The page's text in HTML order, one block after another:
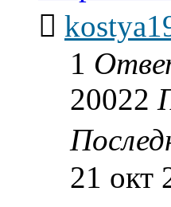
1
20022
21 окт